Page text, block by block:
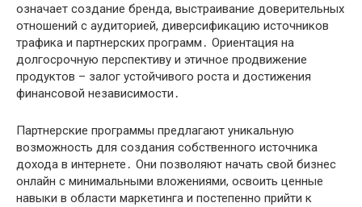
означает создание бренда, выстраивание доверительных
отношений с аудиторией, диверсификацию источников
трафика и партнерских программ․ Ориентация на
долгосрочную перспективу и этичное продвижение
продуктов – залог устойчивого роста и достижения
финансовой независимости․
Партнерские программы предлагают уникальную
возможность для создания собственного источника
дохода в интернете․ Они позволяют начать свой бизнес
онлайн с минимальными вложениями, освоить ценные
навыки в области маркетинга и постепенно прийти к